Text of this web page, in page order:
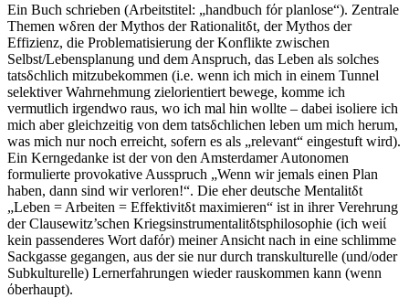
Ein Buch schrieben (Arbeitstitel: „handbuch fόr planlose“). Zentrale
Themen wδren der Mythos der Rationalitδt, der Mythos der
Effizienz, die Problematisierung der Konflikte zwischen
Selbst/Lebensplanung und dem Anspruch, das Leben als solches
tatsδchlich mitzubekommen (i.e. wenn ich mich in einem Tunnel
selektiver Wahrnehmung zielorientiert bewege, komme ich
vermutlich irgendwo raus, wo ich mal hin wollte – dabei isoliere ich
mich aber gleichzeitig von dem tatsδchlichen leben um mich herum,
was mich nur noch erreicht, sofern es als „relevant“ eingestuft wird).
Ein Kerngedanke ist der von den Amsterdamer Autonomen
formulierte provokative Ausspruch „Wenn wir jemals einen Plan
haben, dann sind wir verloren!“. Die eher deutsche Mentalitδt
„Leben = Arbeiten = Effektivitδt maximieren“ ist in ihrer Verehrung
der Clausewitz’schen Kriegsinstrumentalitδtsphilosophie (ich weiί
kein passenderes Wort dafόr) meiner Ansicht nach in eine schlimme
Sackgasse gegangen, aus der sie nur durch transkulturelle (und/oder
Subkulturelle) Lernerfahrungen wieder rauskommen kann (wenn
όberhaupt).